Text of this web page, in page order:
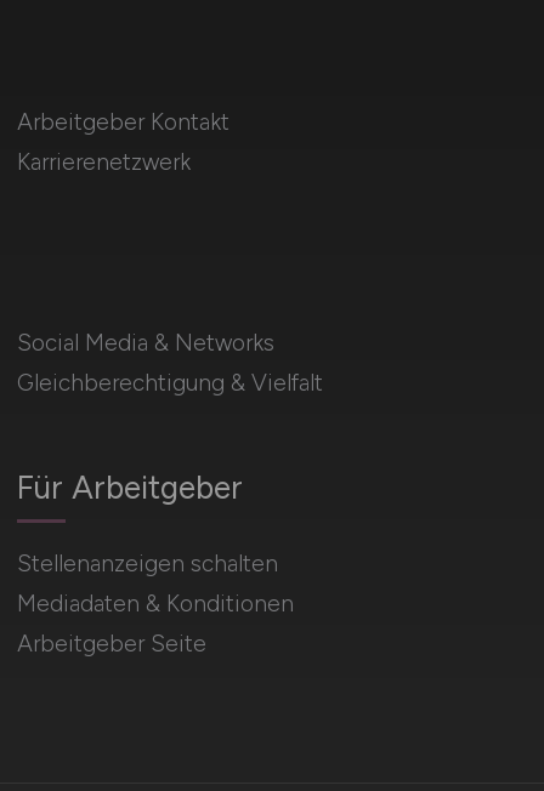
Social Media & Networks
Gleichberechtigung & Vielfalt
Für Arbeitgeber
Stellenanzeigen schalten
Mediadaten & Konditionen
Arbeitgeber Seite
Arbeitgeber Kontakt
Karrierenetzwerk